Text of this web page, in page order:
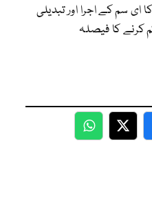
ای سم کے اجرا اور تبدیلی
کرنے کا فیصلہ
WhatsApp